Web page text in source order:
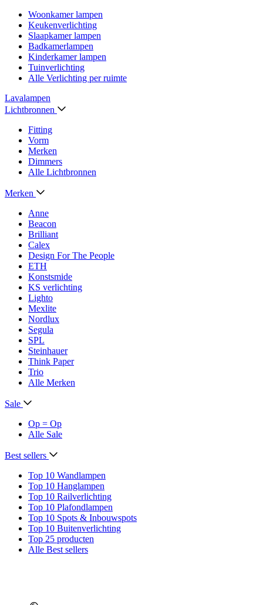
Woonkamer lampen
Keukenverlichting
Slaapkamer lampen
Badkamerlampen
Kinderkamer lampen
Tuinverlichting
Alle Verlichting per ruimte
Lavalampen
Lichtbronnen
Fitting
Vorm
Merken
Dimmers
Alle Lichtbronnen
Merken
Anne
Beacon
Brilliant
Calex
Design For The People
ETH
Konstsmide
KS verlichting
Lighto
Mexlite
Nordlux
Segula
SPL
Steinhauer
Think Paper
Trio
Alle Merken
Sale
Op = Op
Alle Sale
Best sellers
Top 10 Wandlampen
Top 10 Hanglampen
Top 10 Railverlichting
Top 10 Plafondlampen
Top 10 Spots & Inbouwspots
Top 10 Buitenverlichting
Top 25 producten
Alle Best sellers